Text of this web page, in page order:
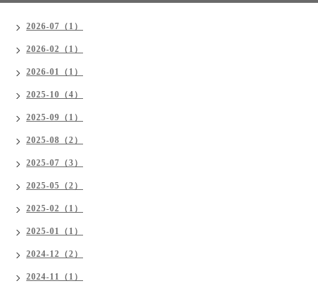
2026-07（1）
2026-02（1）
2026-01（1）
2025-10（4）
2025-09（1）
2025-08（2）
2025-07（3）
2025-05（2）
2025-02（1）
2025-01（1）
2024-12（2）
2024-11（1）